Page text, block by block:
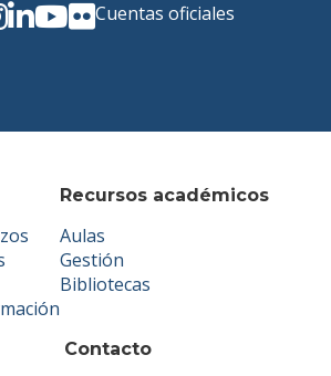
Recursos académicos
Aulas
Gestión
Bibliotecas
Contacto
Cuentas oficiales